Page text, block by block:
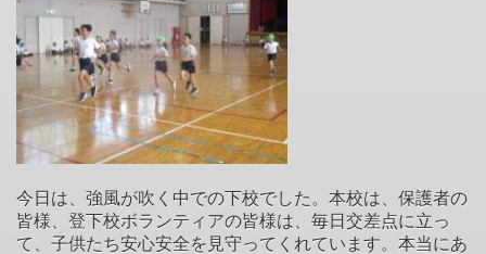
今日は、強風が吹く中での下校でした。本校は、保護者の
皆様、登下校ボランティアの皆様は、毎日交差点に立っ
て、子供たち安心安全を見守ってくれています。本当にあ